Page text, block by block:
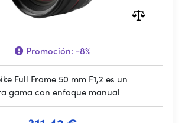
Promoción: -8%
Full Frame 50 mm F1,2 es un
gama con enfoque manual